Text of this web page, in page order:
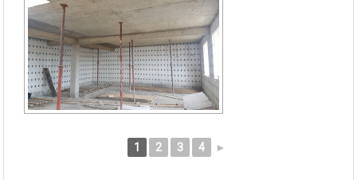
1 2 3 4 ►